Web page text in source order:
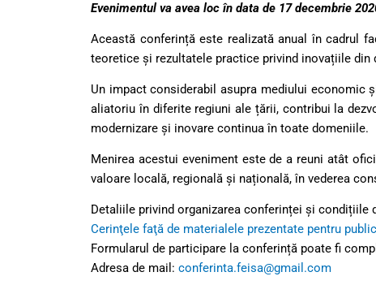
Evenimentul va avea loc în data de 17 decembrie
Această conferință este realizată anual în cadrul
teoretice și rezultatele practice privind inovațiile
Un impact considerabil asupra mediului
aliatoriu în diferite regiuni ale țării, contribui la
modernizare și inovare continua în toate domeniile.
Menirea acestui eveniment este de a reuni atât
valoare locală, regională și națională, în vederea
Detaliile privind organizarea conferinței și condițiile
Cerinţele faţă de materialele prezentate pentru
Formularul de participare la conferință poate fi
Adresa de mail: conferinta.feisa@gmail.com